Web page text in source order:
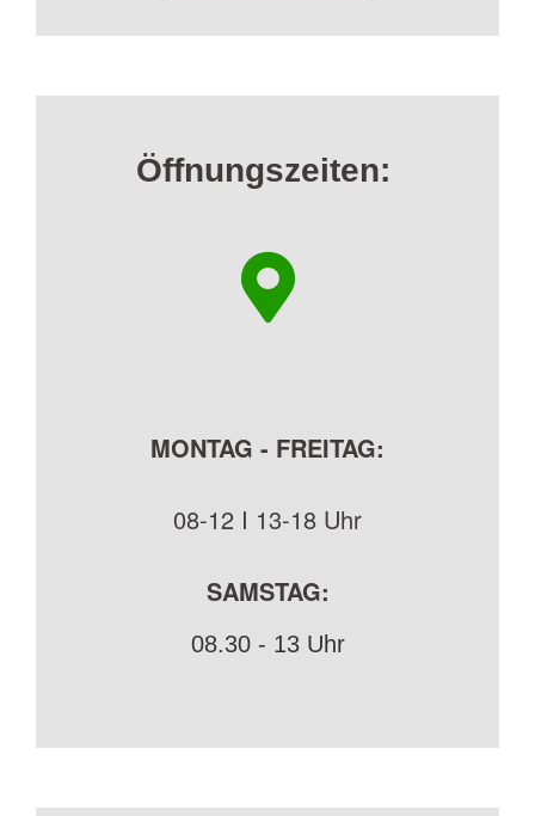
Öffnungszeiten:
MONTAG - FREITAG:
08-12 I 13-18 Uhr
SAMSTAG:
08.30 - 13 Uhr